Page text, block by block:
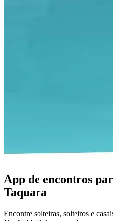
App de encontros
Taquara
Encontre solteiras, solteiros e